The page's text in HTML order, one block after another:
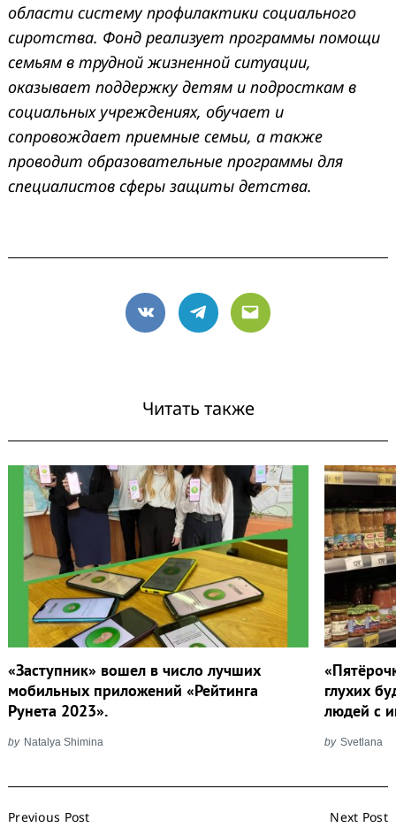
области систему профилактики социального
сиротства. Фонд реализует программы помощи
семьям в трудной жизненной ситуации,
оказывает поддержку детям и подросткам в
социальных учреждениях, обучает и
сопровождает приемные семьи, а также
проводит образовательные программы для
специалистов сферы защиты детства.
VK Telegram
Email
Читать также
«Заступник» вошел в число лучших
мобильных приложений «Рейтинга
Рунета 2023».
by Natalya Shimina
глухих
людей с
by Svetlana
Navigation
Previous Post Next Post
Search
for: